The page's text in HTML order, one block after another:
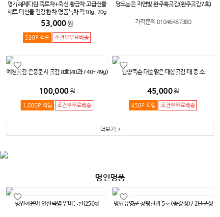
명가혜제다원 죽로차+죽신 황금차 고급선물
세트 티선물 건강한 차 명품녹차 각10g, 20g
53,000원
530P 적립 조건부무료배송
당도높은 자연빛 완주흑곶감(완주곶감7호)
가격문의 01046487380
예천곶감 은풍준시 곶감 8호(40과 / 40~49g)
100,000원
1,000P 적립 조건부무료배송
담양죽순 대숲맑은 대봉곶감 대 중 소
45,000원
450P 적립 조건부무료배송
더보기
명인명품
명인최은아 인산죽염 밭마늘환[250g] 명인유영군 창평한과 5호 (송강정) / 2단구성